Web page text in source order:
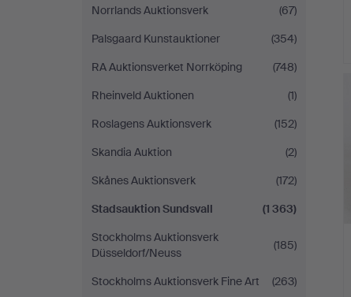
Norrlands Auktionsverk
(67)
Palsgaard Kunstauktioner
(354)
RA Auktionsverket Norrköping
(748)
Rheinveld Auktionen
(1)
Roslagens Auktionsverk
(152)
Skandia Auktion
(2)
Skånes Auktionsverk
(172)
Stadsauktion Sundsvall
(1 363)
Stockholms Auktionsverk
Düsseldorf/Neuss
(185)
Stockholms Auktionsverk Fine Art
(263)